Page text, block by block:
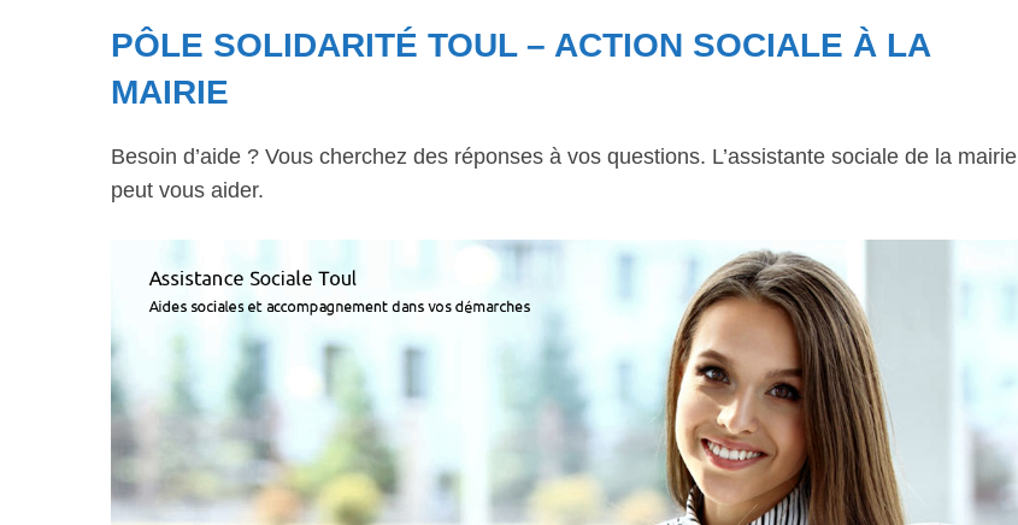
PÔLE SOLIDARITÉ TOUL – ACTION SOCIALE À LA
MAIRIE
Besoin d’aide ? Vous cherchez des réponses à vos questions. L’assistante sociale de la mairie
peut vous aider.